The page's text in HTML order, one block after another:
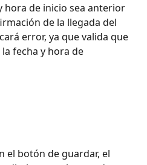
hora de inicio sea anterior
de la llegada del
error, ya que valida que
fecha y hora de
el botón de guardar, el